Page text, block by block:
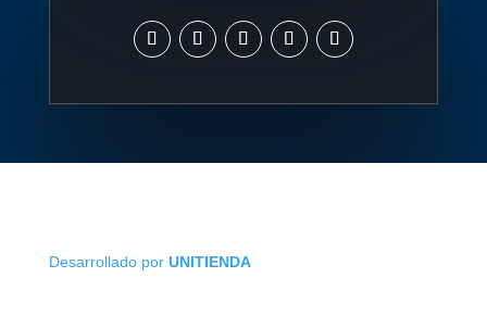
Desarrollado por UNITIENDA